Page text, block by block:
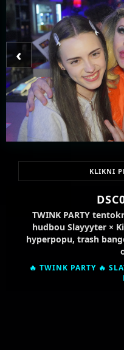
‹
KLIKNI
TWINK PARTY
hudbou Slayyyter ×
hyperpopu, trash
🔥 TWINK PARTY 🔥